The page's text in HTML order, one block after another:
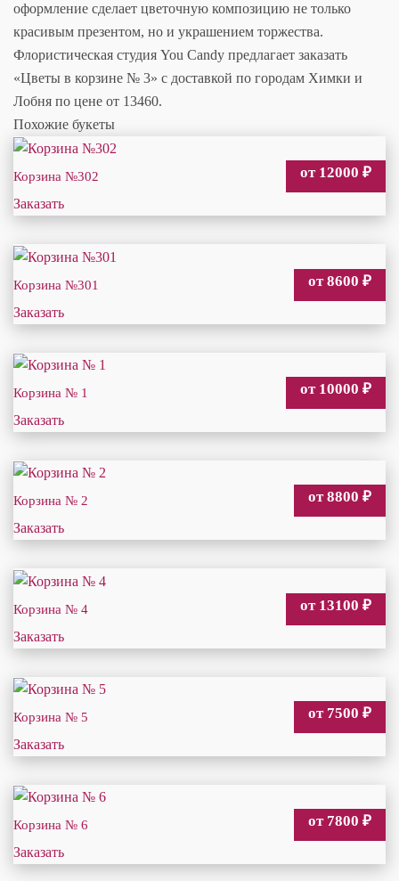
оформление сделает цветочную композицию не только
красивым презентом, но и украшением торжества.
Флористическая студия You Candy предлагает заказать
«Цветы в корзине № 3» с доставкой по городам Химки и
Лобня по цене от 13460.
Похожие букеты
Корзина №302 от 12000 ₽
Заказать
Корзина №301 от 8600 ₽
Заказать
Корзина № 1 от 10000 ₽
Заказать
Корзина № 2 от 8800 ₽
Заказать
Корзина № 4 от 13100 ₽
Заказать
Корзина № 5 от 7500 ₽
Заказать
Корзина № 6 от 7800 ₽
Заказать